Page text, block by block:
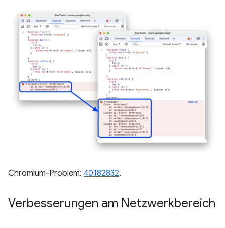
Chromium-Problem: 40182832.
Verbesserungen am Netzwerkbereich